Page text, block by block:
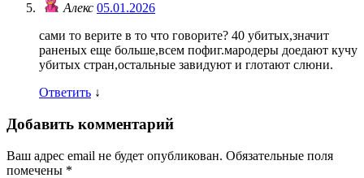
Алекс 05.01.2026
сами то верите в то что говорите? 40 убитых,значит
раненых еще больше,всем пофиг.мародеры доедают кучу
убитых стран,остальные завидуют и глотают слюни.
Ответить ↓
Добавить комментарий
Ваш адрес email не будет опубликован. Обязательные поля
помечены *